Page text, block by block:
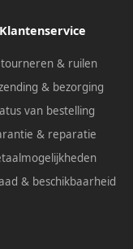
Klantenservice
& ruilen
& bezorging
van bestelling
& reparatie
& beschikbaarheid